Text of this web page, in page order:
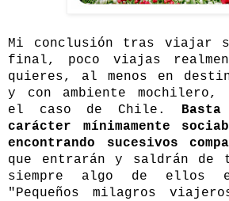
Mi conclusión tras viajar
final, poco viajas
quieres, al menos en
y con ambiente mochilero,
el caso de Chile.
carácter mínimamente
encontrando sucesivos
que entrarán y saldrán de
siempre algo de ellos
"Pequeños milagros